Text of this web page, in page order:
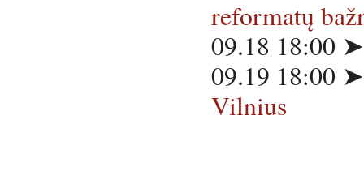
reformatų
09.18 18:00
09.19 18:00
Vilnius